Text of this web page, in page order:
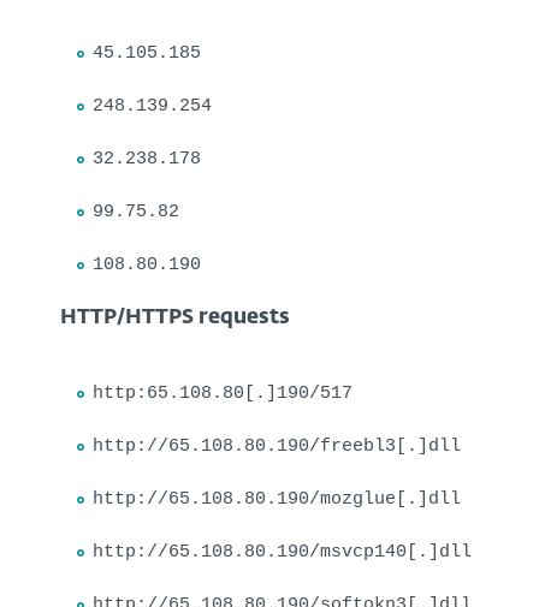
45.105.185
248.139.254
32.238.178
99.75.82
108.80.190
HTTP/HTTPS requests
http:65.108.80[.]190/517
http://65.108.80.190/freebl3[.]dll
http://65.108.80.190/mozglue[.]dll
http://65.108.80.190/msvcp140[.]dll